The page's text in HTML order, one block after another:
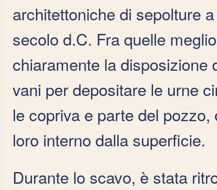
architettoniche di sepolture
secolo d.C. Fra quelle
chiaramente la disposizione
vani per depositare le urne
le copriva e parte del
loro interno dalla superficie.
Durante lo scavo, è stata